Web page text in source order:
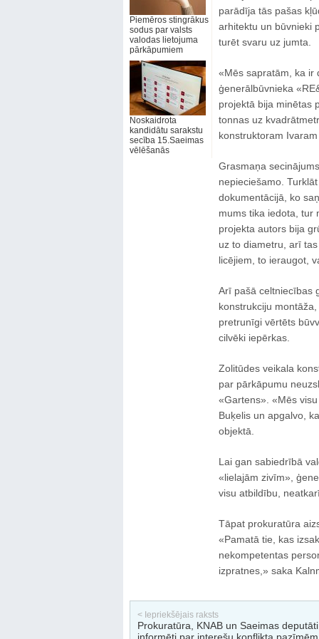
Piemēros stingrākus
sodus par valsts
valodas lietojuma
pārkāpumiem
Noskaidrota
kandidātu sarakstu
secība 15.Saeimas
vēlēšanās
parādīja tās pašas
arhitektu un būvnieki
turēt svaru uz jumta.
«Mēs sapratām, ka ir
ģenerālbūvnieka
projektā bija minētas
tonnas uz
konstruktoram
Grasmaņa
nepieciešamo.
dokumentācijā, ko
mums tika iedota, tur
projekta autors bija
uz to diametru, arī
licējiem, to ieraugot,
Arī pašā celtniecības
konstrukciju
pretrunīgi vērtēts
cilvēki iepērkas.
Zolitūdes veikala
par pārkāpumu
«Gartens». «Mēs
Buķelis un apgalvo,
objektā.
Lai gan sabiedrībā
«lielajām zivīm»,
visu atbildību,
Tāpat prokuratūra
«Pamatā tie, kas
nekompetentas
izpratnes,» saka
< Iepriekšējais raksts
Prokuratūra, KNAB un Saeimas deputāti